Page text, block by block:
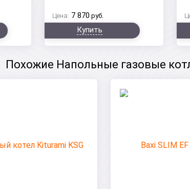
Цена: 7 870 руб.
Купить
Похожие Напольные газовые